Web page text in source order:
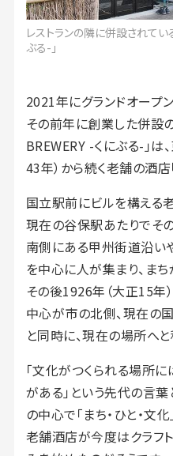
レストランの隣に併設されて
ぶる-」
2021年にグランドオープ
その前年に創業した併設
BREWERY -くにぶる-」
43年）から続く老舗の酒店
国立駅前にビルを構える
現在の谷保駅あたりでそ
南側にある甲州街道沿い
を中心に人が集まり、まち
その後1926年（大正15年
中心が市の北側、現在の
と同時に、現在の場所へと
「文化がつくられる場所
がある」という先代の言
の中心で「まち・ひと・文
老舗酒店が今度はクラフ